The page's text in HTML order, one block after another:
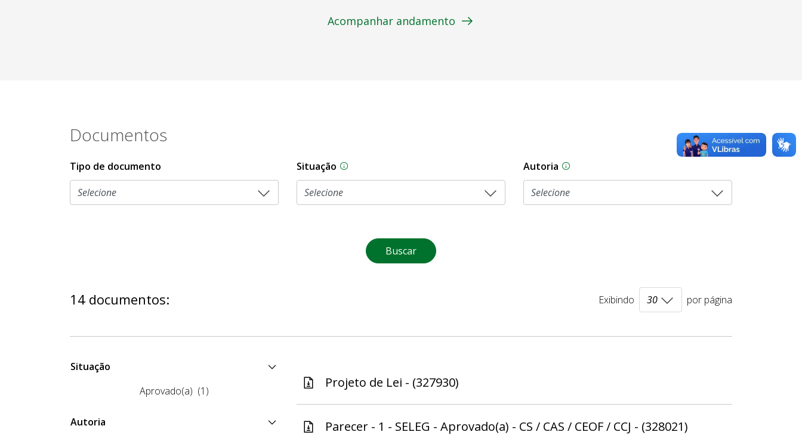
Acompanhar andamento
Documentos
Tipo de documento Situação Na CLDF, as proposições legislativas passam por diferentes estágios durante o processo
Autoria As proposições legislativas na CLDF podem ser
Buscar
14 documentos: Exibindo por página
Situação
Aprovado(a) (1)
Autoria
Projeto de Lei - (327930)
Parecer - 1 - SELEG - Aprovado(a) - CS / CAS / CEOF / CCJ - (328021)